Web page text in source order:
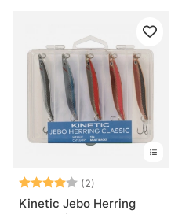
Betyg: (2)
Kinetic Jebo Herring